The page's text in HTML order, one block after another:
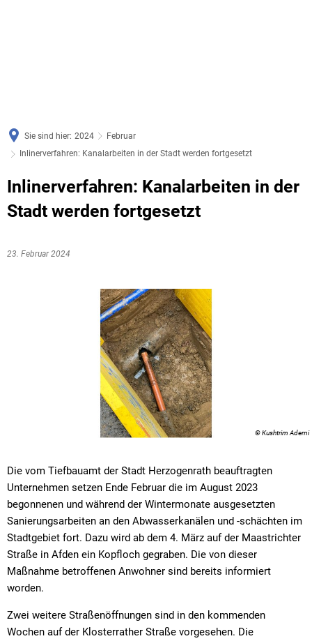
Sie sind hier: 2024
Februar
Inlinerverfahren: Kanalarbeiten in der Stadt werden fortgesetzt
Inlinerverfahren: Kanalarbeiten in der
Stadt werden fortgesetzt
23. Februar 2024
© Kushtrim Ademi
Die vom Tiefbauamt der Stadt Herzogenrath beauftragten
Unternehmen setzen Ende Februar die im August 2023
begonnenen und während der Wintermonate ausgesetzten
Sanierungsarbeiten an den Abwasserkanälen und -schächten im
Stadtgebiet fort. Dazu wird ab dem 4. März auf der Maastrichter
Straße in Afden ein Kopfloch gegraben. Die von dieser
Maßnahme betroffenen Anwohner sind bereits informiert
worden.
Zwei weitere Straßenöffnungen sind in den kommenden
Wochen auf der Klosterrather Straße vorgesehen. Die